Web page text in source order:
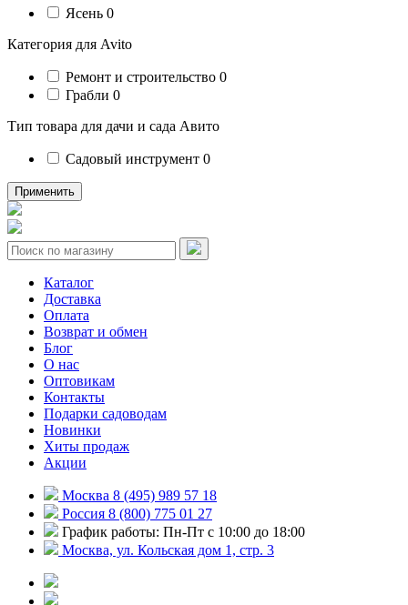
Ясень 0
Категория для Avito
Ремонт и строительство 0
Грабли 0
Тип товара для дачи и сада Авито
Садовый инструмент 0
Применить
Каталог
Доставка
Оплата
Возврат и обмен
Блог
О нас
Оптовикам
Контакты
Подарки садоводам
Новинки
Хиты продаж
Акции
Москва 8 (495) 989 57 18
Россия 8 (800) 775 01 27
График работы: Пн-Пт с 10:00 до 18:00
Москва, ул. Кольская дом 1, стр. 3